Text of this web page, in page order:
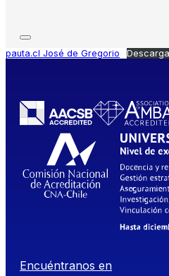
pauta.cl José de Gregorio
Encuéntranos en